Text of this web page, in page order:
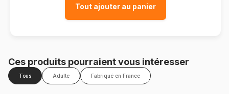
Tout ajouter au panier
Ces produits pourraient vous intéresser
Tous Adulte Fabriqué en France